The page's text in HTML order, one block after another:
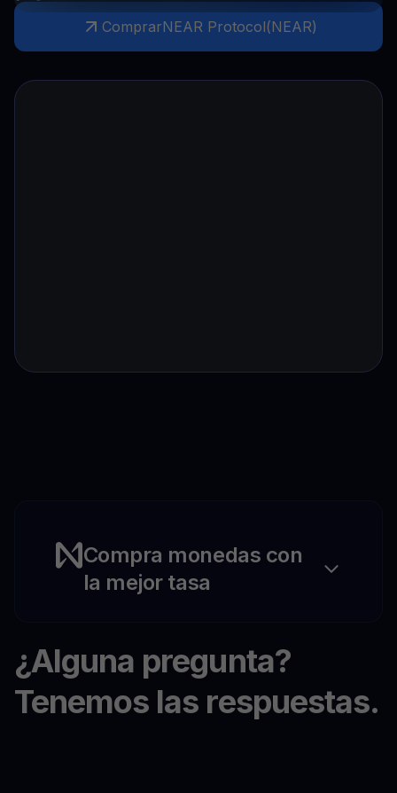
ComprarNEAR Protocol(NEAR)
Compra monedas con
la mejor tasa
¿Alguna pregunta?
Tenemos las respuestas.